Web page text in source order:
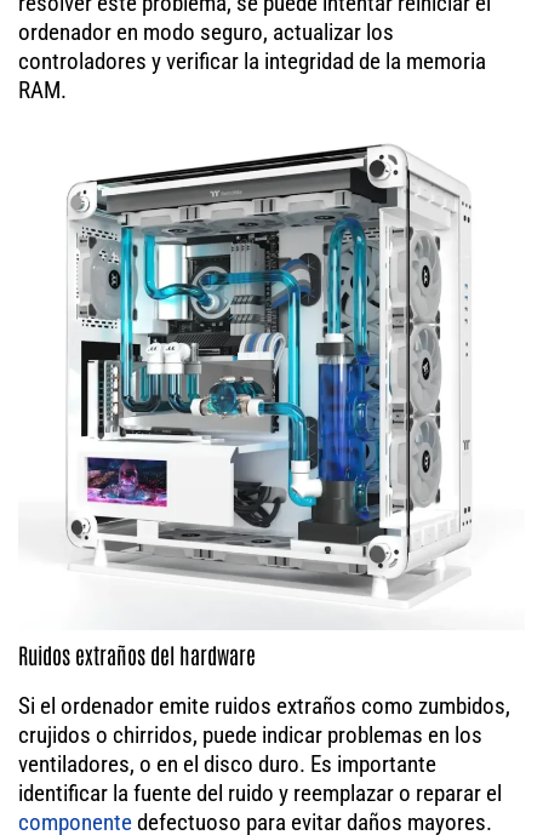
ordenador en modo seguro, actualizar los
controladores y verificar la integridad de la memoria
RAM.
Ruidos extraños del hardware
Si el ordenador emite ruidos extraños como zumbidos,
crujidos o chirridos, puede indicar problemas en los
ventiladores, o en el disco duro. Es importante
identificar la fuente del ruido y reemplazar o reparar el
componentedefectuoso para evitar daños mayores.